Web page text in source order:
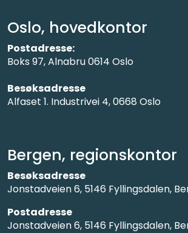
Bergen, regionskontor
Besøksadresse
Jonstadveien 6, 5146 Fyllingsdalen,
Postadresse
Jonstadveien 6, 5146 Fyllingsdalen,
Oslo, hovedkontor
Postadresse:
Boks 97, Alnabru 0614 Oslo
Besøksadresse
Alfaset 1. Industrivei 4, 0668 Oslo